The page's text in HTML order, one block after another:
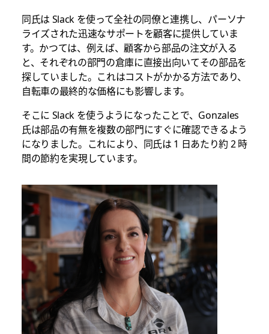
同氏は Slack を使って全社の同僚と連携し、パーソナ
ライズされた迅速なサポートを顧客に提供していま
す。かつては、例えば、顧客から部品の注文が入る
と、それぞれの部門の倉庫に直接出向いてその部品を
探していました。これはコストがかかる方法であり、
自転車の最終的な価格にも影響します。
そこに Slack を使うようになったことで、Gonzales
氏は部品の有無を複数の部門にすぐに確認できるよう
になりました。これにより、同氏は 1 日あたり約 2 時
間の節約を実現しています。